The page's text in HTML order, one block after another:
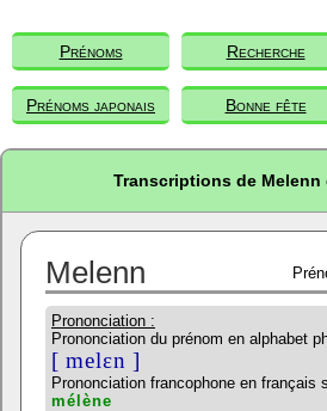
Prénoms Recherche
Prénoms japonais Bonne fête
Transcriptions de Melenn
Melenn
Prononciation :
Prononciation du prénom en alphabet
[ melɛn ]
Prononciation francophone en français
mélène